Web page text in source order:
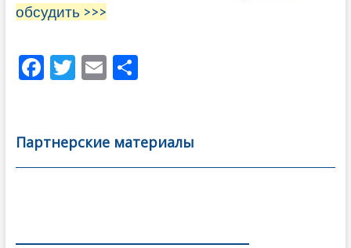
обсудить >>>
F
b
o
T
er
E
l
О
а
в
Партнерские материалы